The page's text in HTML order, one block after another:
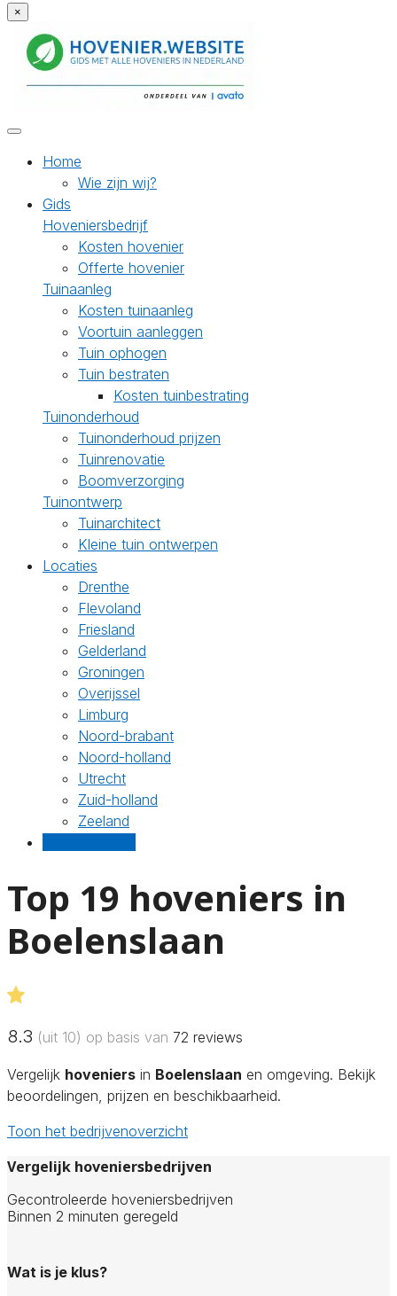
×
Home
Wie zijn wij?
Gids
Hoveniersbedrijf
Kosten hovenier
Offerte hovenier
Tuinaanleg
Kosten tuinaanleg
Voortuin aanleggen
Tuin ophogen
Tuin bestraten
Kosten tuinbestrating
Tuinonderhoud
Tuinonderhoud prijzen
Tuinrenovatie
Boomverzorging
Tuinontwerp
Tuinarchitect
Kleine tuin ontwerpen
Locaties
Drenthe
Flevoland
Friesland
Gelderland
Groningen
Overijssel
Limburg
Noord-brabant
Noord-holland
Utrecht
Zuid-holland
Zeeland
Top 19 hoveniers in
Boelenslaan
8.3 (uit 10) op basis van 72 reviews
Vergelijk hoveniers in Boelenslaan en omgeving. Bekijk
beoordelingen, prijzen en beschikbaarheid.
Toon het bedrijvenoverzicht
Vergelijk hoveniersbedrijven
Gecontroleerde hoveniersbedrijven
Binnen 2 minuten geregeld
Wat is je klus?